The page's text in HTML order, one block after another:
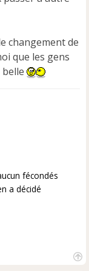
changement de
que les gens
fécondés
a décidé